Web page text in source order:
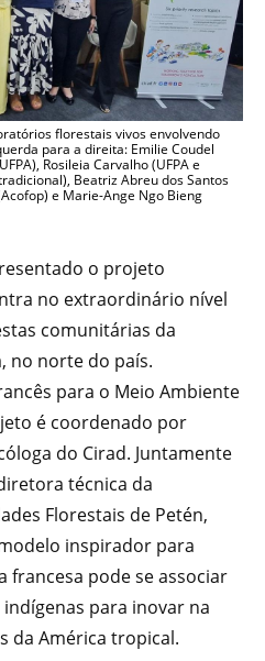
florestais vivos envolvendo
para a direita: Emilie Coudel
Rosileia Carvalho (UFPA e
Beatriz Abreu dos Santos
e Marie-Ange Ngo Bieng
o projeto
no extraordinário nível
comunitárias da
no norte do país.
para o Meio Ambiente
é coordenado por
do Cirad. Juntamente
técnica da
Florestais de Petén,
inspirador para
francesa pode se associar
para inovar na
da América tropical.